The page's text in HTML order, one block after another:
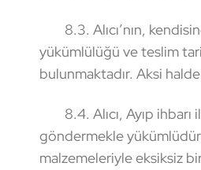
8.3. Alıcı’nın,
yükümlülüğü ve teslim
bulunmaktadır. Aksi
8.4. Alıcı, Ayıp ihbarı
göndermekle
malzemeleriyle eksiksiz